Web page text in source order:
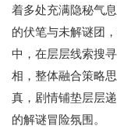
着多处充满隐秘气
的伏笔与未解谜团
中，在层层线索搜
相，整体融合策略
真，剧情铺垫层层
的解谜冒险氛围。